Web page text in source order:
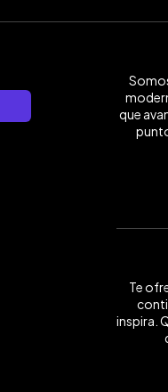
que
Te
inspira.